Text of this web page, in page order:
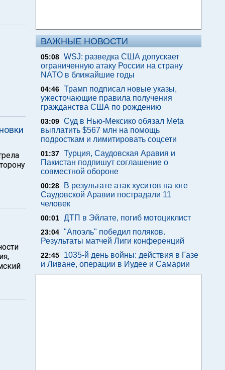
ВАЖНЫЕ НОВОСТИ
05:08 WSJ: разведка США допускает
ограниченную атаку России на страну
NATO в ближайшие годы
04:46 Трамп подписал новые указы,
ужесточающие правила получения
гражданства США по рождению
03:09 Суд в Нью-Мексико обязал Meta
выплатить $567 млн на помощь
подросткам и лимитировать соцсети
01:37 Турция, Саудовская Аравия и
Пакистан подпишут соглашение о
совместной обороне
00:28
В результате атак хуситов на юге
Саудовской Аравии пострадали 11
человек
00:01 ДТП в Эйлате, погиб мотоциклист
23:04 "Апоэль" победил поляков.
Результаты матчей Лиги конференций
22:45
1035-й день войны: действия в Газе
и Ливане, операции в Иудее и Самарии